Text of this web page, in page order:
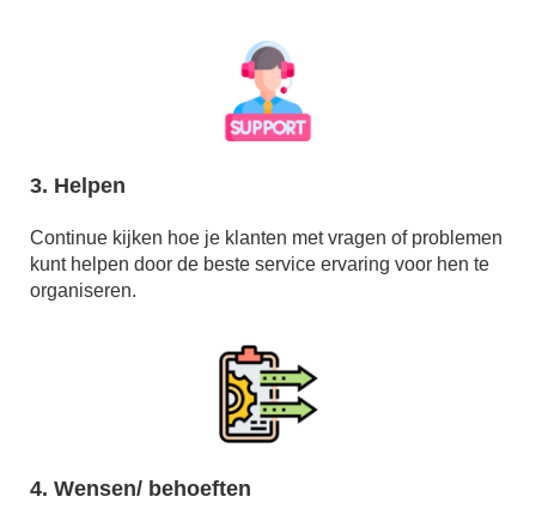
3. Helpen
Continue kijken hoe je klanten met vragen of problemen
kunt helpen door de beste service ervaring voor hen te
organiseren.
4. Wensen/ behoeften